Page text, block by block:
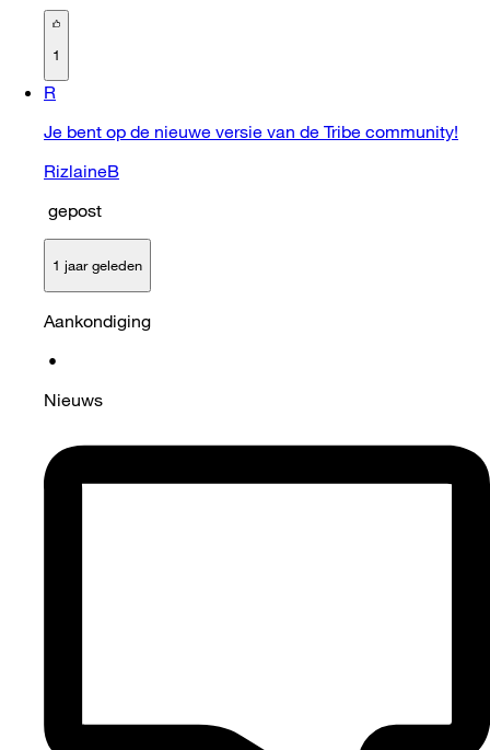
1
R
Je bent op de nieuwe versie van de Tribe community!
RizlaineB
gepost
1 jaar geleden
Aankondiging
•
Nieuws